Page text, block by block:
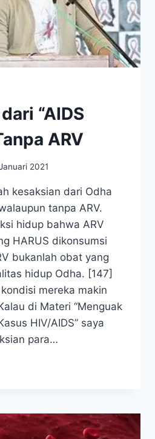
“AIDS
ARV
2021
kesaksian dari Odha
tanpa ARV.
hidup bahwa ARV
HARUS dikonsumsi
bukanlah obat yang
hidup Odha. [147]
mereka makin
di Materi “Menguak
HIV/AIDS” saya
para…